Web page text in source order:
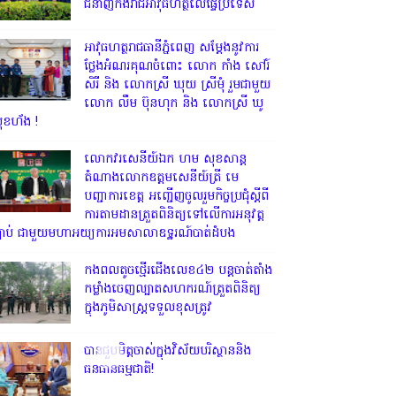
ជំនាញកងរាជអាវុធហត្ថលើផ្ទៃប្រទេស
អាវុធហត្ថរាជធានីភ្នំពេញ សម្តែងនូវការ
ថ្លែងអំណរគុណចំពោះ លោក កាំង សៅរ៍
សិរី និង លោកស្រី ឃុយ ស្រីមុំ រួមជាមួយ
លោក លឹម ប៊ុនហុក និង លោកស្រី ឃូ
ហ័ង !
លោក​វរសេនីយ៍ឯក​ ហម​ សុខសាន្ត
តំណាង​លោកឧត្តមសេនីយ៍ត្រី មេ
បញ្ជាការ​ខេត្ត អញ្ជេីញចូលរួមកិច្ចប្រជុំស្ដីពី
ការតាមដានត្រួតពិនិត្យទៅលេីការអនុវត្ត
ាប់​ ជាមួយមហាអយ្យការអមសាលាឧទ្ឋរណ៍បាត់ដំបង
កងពលតូចថ្មើរជើងលេខ៤២ បន្តចាត់តាំង
កម្លាំងចេញល្បាតសហករណ៍ត្រួតពិនិត្យ
ក្នុងភូមិសាស្រ្តទទួលខុសត្រូវ
បានជួបមិត្តចាស់ក្នុងវិស័យបរិស្ថាននិង
ធនធានធម្មជាតិ!